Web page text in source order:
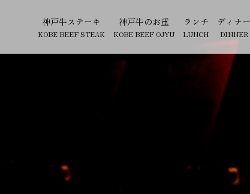
神戸牛ステーキ
KOBE BEEF STEAK
神戸牛のお重
KOBE BEEF OJYU
ランチ
LUNCH
ディナー
DINNER